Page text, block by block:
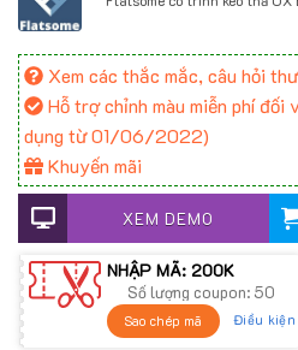
Xem các thắc mắc, câu hỏi
Hỗ trợ chỉnh màu miễn phí
dụng từ 01/06/2022)
Khuyến mãi
XEM DEMO
NHẬP MÃ: 200K
Số lượng coupon: 50
Sao chép mã Điều kiện